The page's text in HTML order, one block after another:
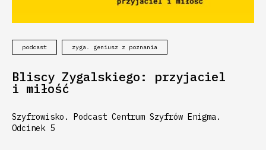
podcast zyga. geniusz z poznania
Bliscy Zygalskiego: przyjaciel
i miłość
Szyfrowisko. Podcast Centrum Szyfrów Enigma.
Odcinek 5